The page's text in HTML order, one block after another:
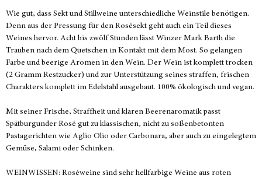
Wie gut, dass Sekt und Stillweine unterschiedliche Weinstile benötigen.
Denn aus der Pressung für den Rosésekt geht auch ein Teil dieses
Weines hervor. Acht bis zwölf Stunden lässt Winzer Mark Barth die
Trauben nach dem Quetschen in Kontakt mit dem Most. So gelangen
Farbe und beerige Aromen in den Wein. Der Wein ist komplett trocken
(2 Gramm Restzucker) und zur Unterstützung seines straffen, frischen
Charakters komplett im Edelstahl ausgebaut. 100% ökologisch und vegan.
Mit seiner Frische, Straffheit und klaren Beerenaromatik passt
Spätburgunder Rosé gut zu klassischen, nicht zu soßenbetonten
Pastagerichten wie Aglio Olio oder Carbonara, aber auch zu eingelegtem
Gemüse, Salami oder Schinken.
WEINWISSEN: Roséweine sind sehr hellfarbige Weine aus roten